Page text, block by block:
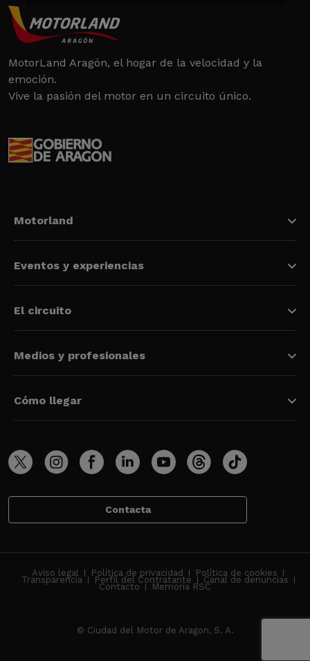
MotorLand Aragón, el hogar de la velocidad y la
emoción.
Vive la pasión del motor en un circuito único.
Motorland
Eventos y experiencias
El circuito
Medios y profesionales
Cómo llegar
Contacta
Aviso legal Política de privacidad Política de cookies
Transparencia Perfil del Contratante Canal de denuncias
Contacto Memoria RSC
© Ciudad del Motor de Aragon, S. A.